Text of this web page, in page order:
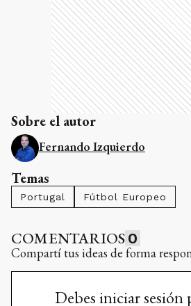
Sobre el autor
Fernando Izquierdo
Temas
Portugal Fútbol Europeo
COMENTARIOS 0
Compartí tus ideas de forma
Debes iniciar sesión